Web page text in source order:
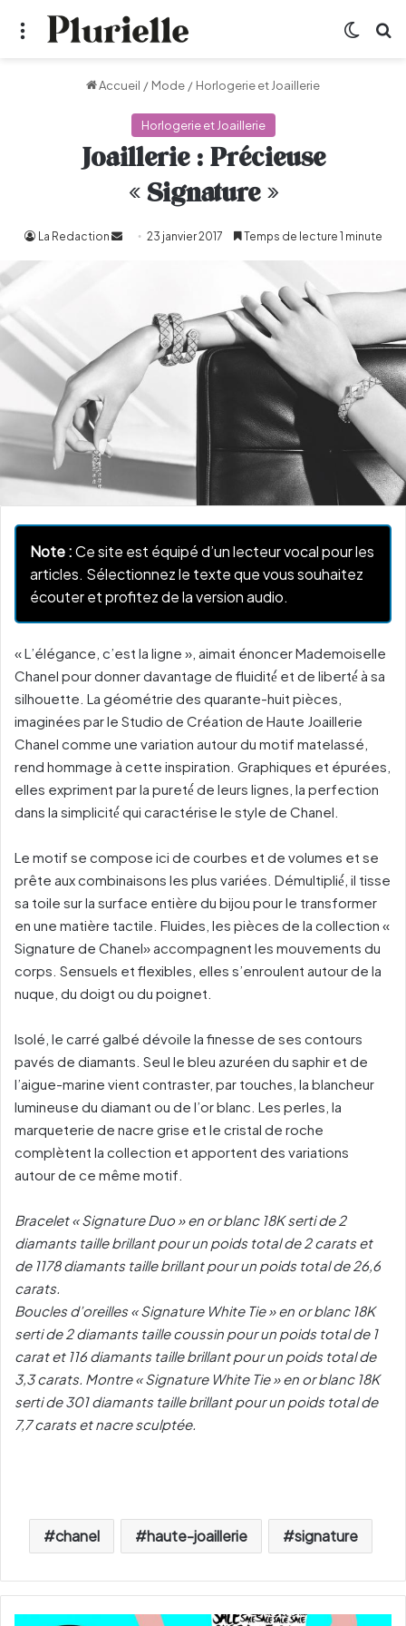
Menu
Accueil / Mode / Horlogerie et Joaillerie
Horlogerie et Joaillerie
Joaillerie : Précieuse
« Signature »
La Redaction
Envoyer23 janvier 2017 Temps de lecture 1 minute
Note :Ce site est équipé d’un lecteur vocal pour les
articles. Sélectionnez le texte que vous souhaitez
écouter et profitez de la version audio.
« L’élégance, c’est la ligne », aimait énoncer Mademoiselle
Chanel pour donner davantage de fluidité́ et de liberté́ à sa
silhouette. La géométrie des quarante-huit pièces,
imaginées par le Studio de Création de Haute Joaillerie
Chanel comme une variation autour du motif matelassé,
rend hommage à cette inspiration. Graphiques et épurées,
elles expriment par la pureté́ de leurs lignes, la perfection
dans la simplicité́ qui caractérise le style de Chanel.
Le motif se compose ici de courbes et de volumes et se
prête aux combinaisons les plus variées. Démultiplié́, il tisse
sa toile sur la surface entière du bijou pour le transformer
en une matière tactile. Fluides, les pièces de la collection «
Signature de Chanel» accompagnent les mouvements du
corps. Sensuels et flexibles, elles s’enroulent autour de la
nuque, du doigt ou du poignet.
Isolé, le carré galbé dévoile la finesse de ses contours
pavés de diamants. Seul le bleu azuréen du saphir et de
l’aigue-marine vient contraster, par touches, la blancheur
lumineuse du diamant ou de l’or blanc. Les perles, la
marqueterie de nacre grise et le cristal de roche
complètent la collection et apportent des variations
autour de ce même motif.
Bracelet « Signature Duo » en or blanc 18K serti de 2
diamants taille brillant pour un poids total de 2 carats et
de 1178 diamants taille brillant pour un poids total de 26,6
carats.
Boucles d’oreilles « Signature White Tie » en or blanc 18K
serti de 2 diamants taille coussin pour un poids total de 1
carat et 116 diamants taille brillant pour un poids total de
3,3 carats. Montre « Signature White Tie » en or blanc 18K
serti de 301 diamants taille brillant pour un poids total de
7,7 carats et nacre sculptée.
chanel haute-joaillerie signature